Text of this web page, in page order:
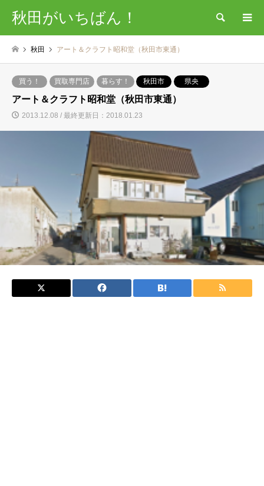
秋田がいちばん！ 検索
秋田 アート＆クラフト昭和堂（秋田市東通）
買う！ 買取専門店 暮らす！ 秋田市 県央
アート＆クラフト昭和堂（秋田市東通）
2013.12.08 / 最終更新日：2018.01.23